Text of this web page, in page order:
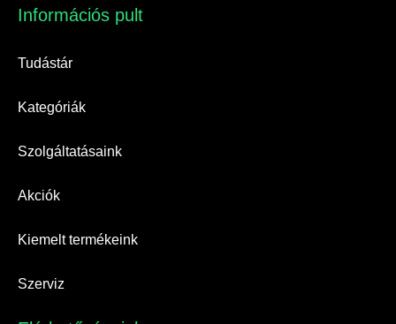
Információs pult​
Tudástár
Kategóriák
Szolgáltatásaink
Akciók
Kiemelt termékeink
Szerviz